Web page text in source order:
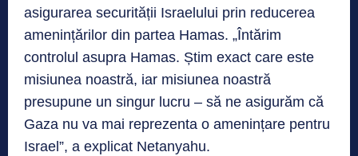
asigurarea securității Israelului prin reducerea
amenințărilor din partea Hamas. „Întărim
controlul asupra Hamas. Știm exact care este
misiunea noastră, iar misiunea noastră
presupune un singur lucru – să ne asigurăm că
Gaza nu va mai reprezenta o amenințare pentru
Israel”, a explicat Netanyahu.